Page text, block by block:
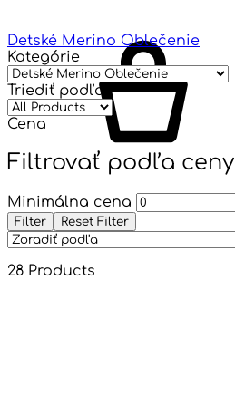
Detské Merino Oblečenie
Kategórie
Triediť podľa
Cena
Filtrovať podľa ceny
Minimálna cena
Filter
Reset Filter
28 Products